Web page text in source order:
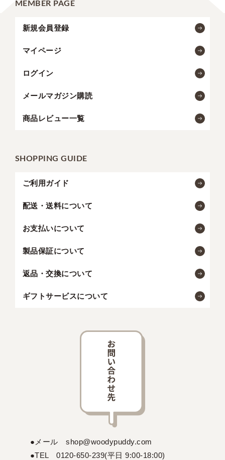
MEMBER PAGE
新規会員登録
マイページ
ログイン
メールマガジン購読
商品レビュー一覧
SHOPPING GUIDE
ご利用ガイド
配送・送料について
お支払いについて
製品保証について
返品・交換について
ギフトサービスについて
●メール shop@woodypuddy.com
●TEL 0120-650-239(平日 9:00-18:00)